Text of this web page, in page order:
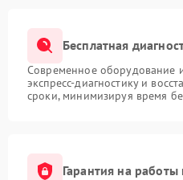
Бесплатная
Современное оборудование
экспресс-диагностику и
сроки, минимизируя время
Гарантия на работы